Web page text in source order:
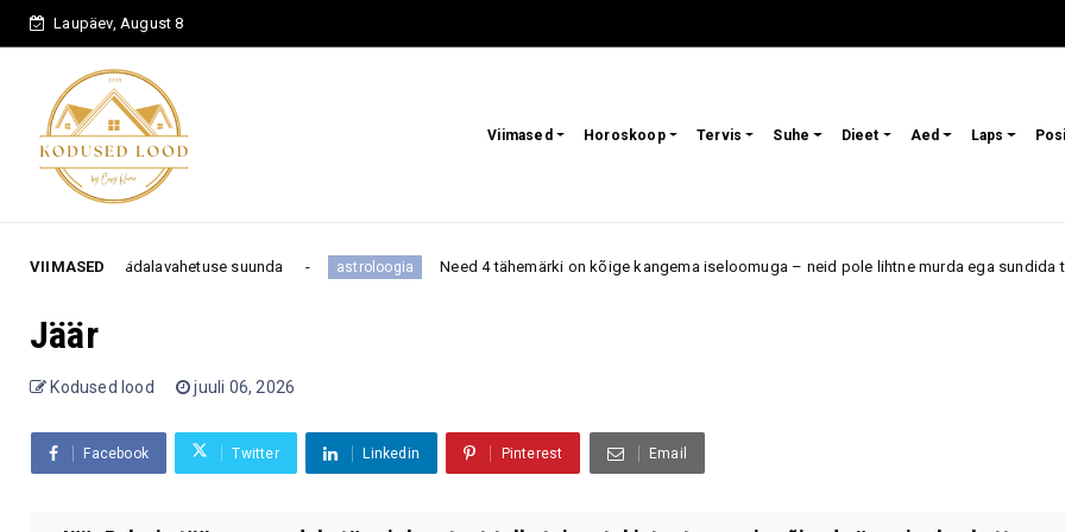
Laupäev, August 8
Viimased Horoskoop Tervis Suhe Dieet Aed Laps
VIIMASED suunda astroloogia Need 4 tähemärki on kõige kangema iseloomuga – neid pole lihtne murda ega sundida tegema midagi,
Jäär
Kodused lood juuli 06, 2026
Facebook Twitter Linkedin Pinterest Email